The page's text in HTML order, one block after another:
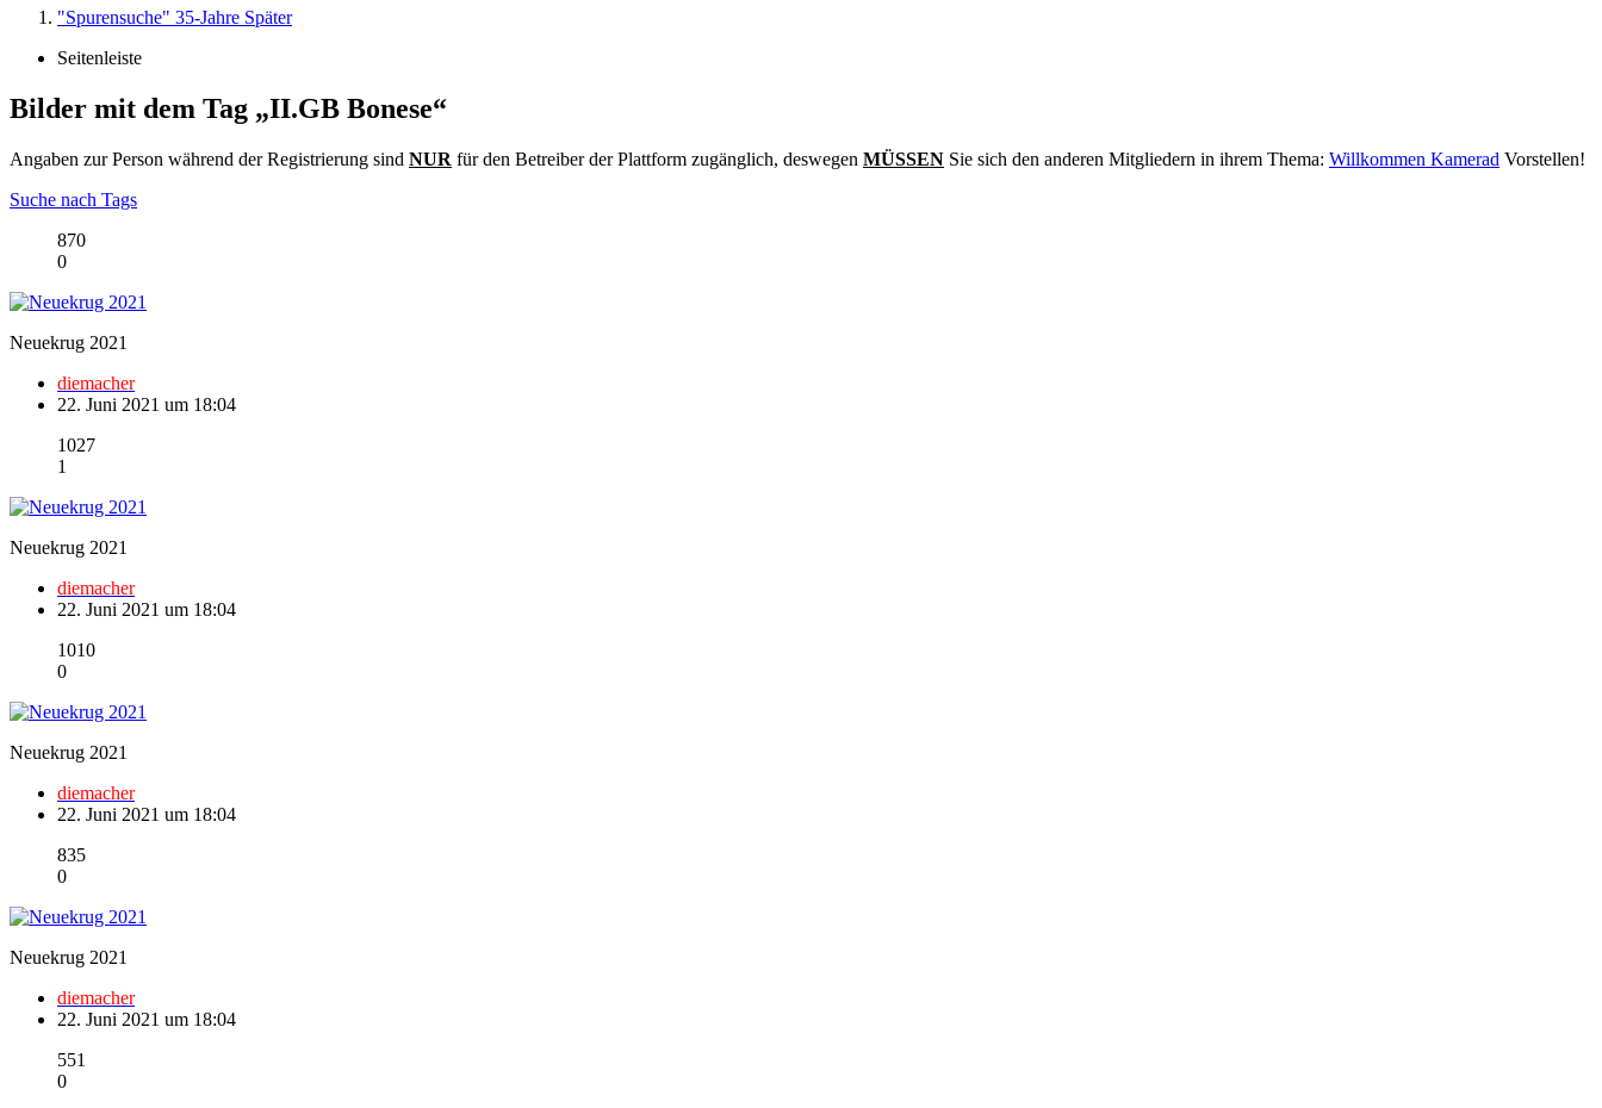
"Spurensuche" 35-Jahre Später
Seitenleiste
Bilder mit dem Tag „II.GB Bonese“
Angaben zur Person während der Registrierung sind NUR für den Betreiber der Plattform zugänglich, deswegen MÜSSEN Sie sich den anderen Mitgliedern in ihrem Thema: Willkommen Kamerad Vorstellen!
Suche nach Tags
870
0
Neuekrug 2021
diemacher
22. Juni 2021 um 18:04
1027
1
Neuekrug 2021
diemacher
22. Juni 2021 um 18:04
1010
0
Neuekrug 2021
diemacher
22. Juni 2021 um 18:04
835
0
Neuekrug 2021
diemacher
22. Juni 2021 um 18:04
551
0